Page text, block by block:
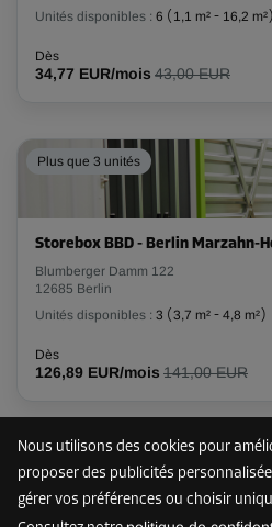
Nous utilisons des cookies pour
proposer des publicités
gérer vos préférences ou choisir
Volume: 2,3 m³
-15%
39,94 EUR/mois
Compartiment 15
Volume: 7,3 m³
Dès
Unités disponibles : 6 ( 1,1 m² - 16,2 m²)
Dès
34,77 EUR/mois 43,00 EUR
Plus que 3 unités
Storebox BBD - Berlin Marzahn-
Blumberger Damm 122
12685 Berlin
Unités disponibles : 3 (3,7 m² - 4,8 m²)
Dès
126,89 EUR/mois 141,00 EUR